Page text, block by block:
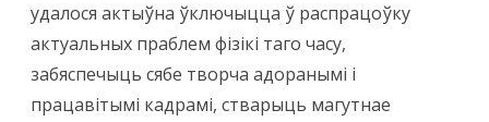
удалося актыўна ўключыцца ў распрацоўку
актуальных праблем фізікі таго часу,
забяспечыць сябе творча адоранымі і
працавітымі кадрамі, стварыць магутнае